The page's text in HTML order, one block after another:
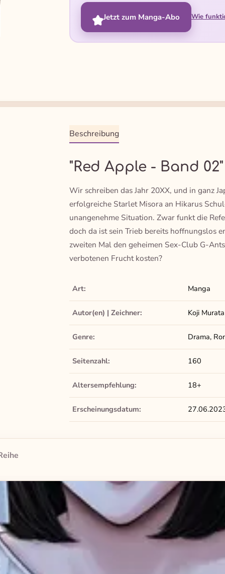
Jetzt zum Manga-Abo Wie
Beschreibung
"Red Apple - Band 02"
Wir schreiben das Jahr 20XX, und in ganz
erfolgreiche Starlet Misora an Hikarus
unangenehme Situation. Zwar funkt die
doch da ist sein Trieb bereits hoffnungslos
zweiten Mal den geheimen Sex-Club G-
verbotenen Frucht kosten?
Art: Manga
Autor(en) | Zeichner: Koji Murata
Genre: Drama,
Seitenzahl: 160
Altersempfehlung: 18+
Erscheinungsdatum: